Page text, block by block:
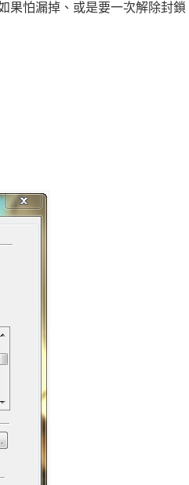
果怕漏掉、或是要一次解除封鎖